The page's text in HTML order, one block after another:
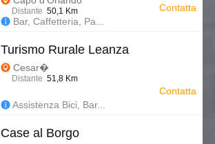
Distante 50,1 Km
Bar, Caffetteria, Pa...
Contatta
Turismo Rurale Leanza
Cesar�
Distante 51,8 Km
Assistenza Bici, Bar...
Contatta
Case al Borgo